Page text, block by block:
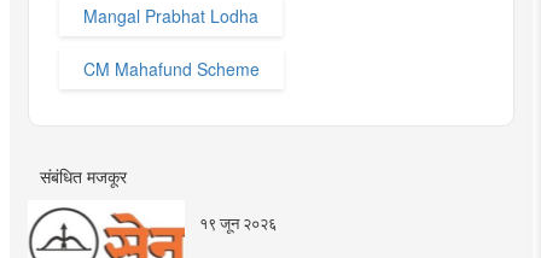
Mangal Prabhat Lodha
CM Mahafund Scheme
संबंधित मजकूर
१९ जून २०२६